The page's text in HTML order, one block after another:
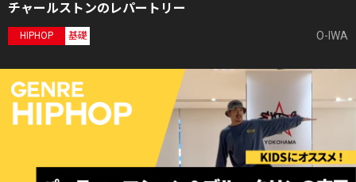
チャールストンのレパートリー
HIPHOP 基礎 O-IWA